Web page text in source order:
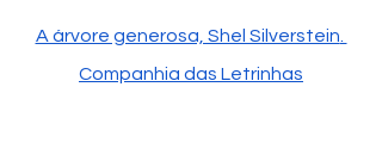
A árvore generosa, Shel Silverstein
Companhia das Letrinhas